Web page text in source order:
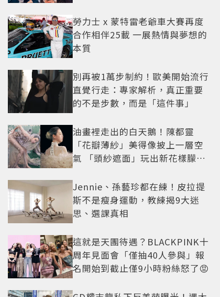
勞力士 x 蒙特雷老爺車大賽再度
合作相伴25載 一展熱情與夢想的
本質
別再被1萬步制約！歐美開始流行
直覺行走：專家解析，真正重要
的不是步數，而是「這件事」
油畫裡走出的白天鵝！陳都靈
「花瓣薄紗」美得像披上一層空
氣 「頭紗遮面」玩出新花樣朦朧
Jennie、孫藝珍都在練！皮拉提
斯不是瘦身運動，教練揭9大迷
思、選課真相
這就是天團待遇？BLACKPINK十
周年見面會「僅抽40人參與」報
名開始到截止僅9小時粉絲怒了😡